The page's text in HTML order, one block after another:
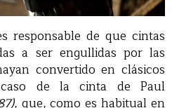
responsable de que cintas
a ser engullidas por las
convertido en clásicos
caso de la cinta de Paul
, que, como es habitual en